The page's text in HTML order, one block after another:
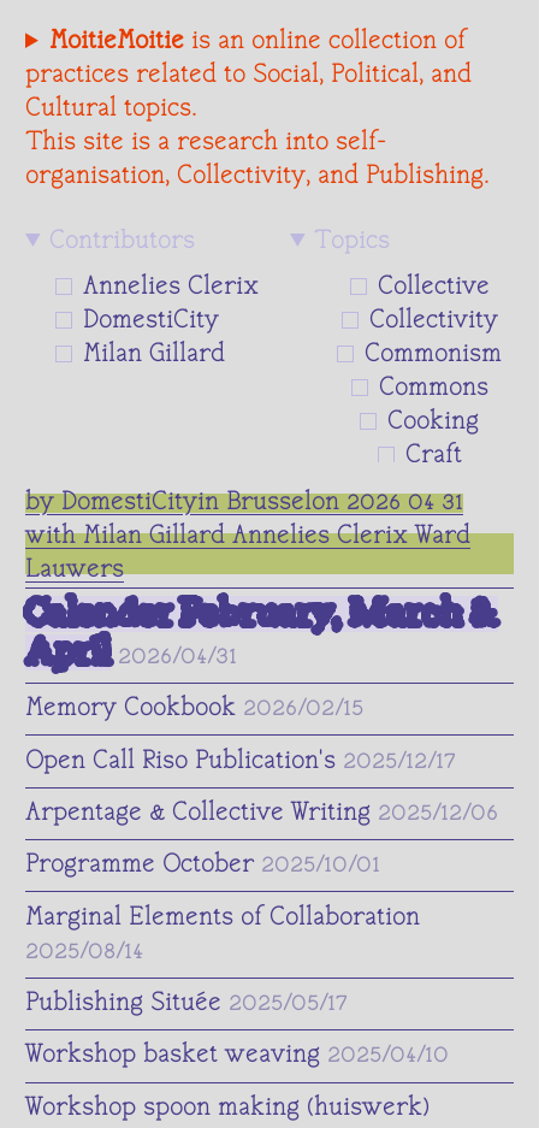
MoitieMoitie is an online collection of
practices related to Social, Political, and
Cultural topics.
This site is a research into self-
organisation, Collectivity, and Publishing.
Contributors
Annelies Clerix
DomestiCity
Milan Gillard
Topics
Collective
Collectivity
Commonism
Commons
Cooking
Craft
Dialogue
Ecology
Fermenting
Micro-Politics
Publishing
Spoon Making
Textile
by DomestiCityin Brusselon 2026 04 31
with Milan Gillard Annelies Clerix Ward
Lauwers
Calender February, March &
April
2026/04/31
Memory Cookbook 2026/02/15
Open Call Riso Publication's 2025/12/17
Arpentage & Collective Writing 2025/12/06
Programme October 2025/10/01
Marginal Elements of Collaboration
2025/08/14
Publishing Située 2025/05/17
Workshop basket weaving 2025/04/10
Workshop spoon making (huiswerk)